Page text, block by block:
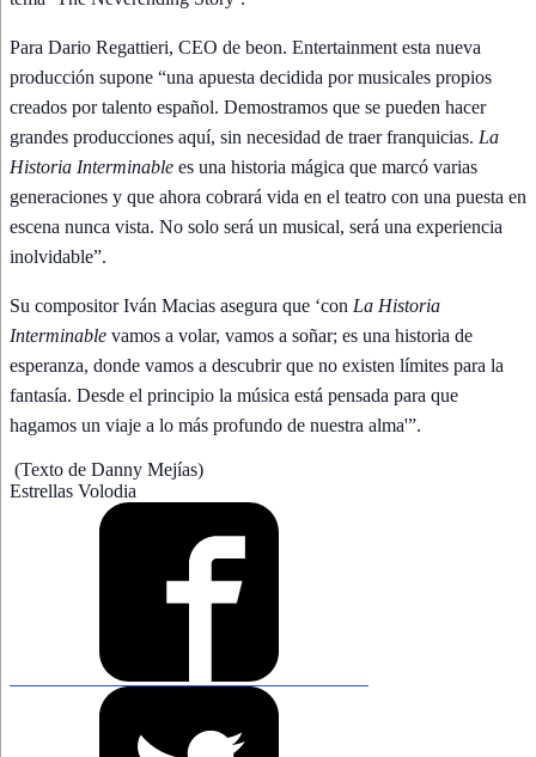
Para Dario Regattieri, CEO de beon. Entertainment esta nueva
producción supone “una apuesta decidida por musicales propios
creados por talento español. Demostramos que se pueden hacer
grandes producciones aquí, sin necesidad de traer franquicias. La
Historia Interminable es una historia mágica que marcó varias
generaciones y que ahora cobrará vida en el teatro con una puesta en
escena nunca vista. No solo será un musical, será una experiencia
inolvidable”.
Su compositor Iván Macias asegura que ‘con La Historia
Interminable vamos a volar, vamos a soñar; es una historia de
esperanza, donde vamos a descubrir que no existen límites para la
fantasía. Desde el principio la música está pensada para que
hagamos un viaje a lo más profundo de nuestra alma'”.
(Texto de Danny Mejías)
Estrellas Volodia